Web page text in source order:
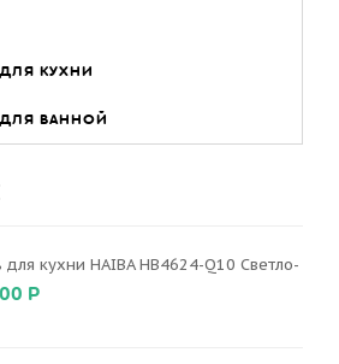
КУХНИ
ВАННОЙ
для кухни HAIBA HB4624-Q10 Светло-
Р